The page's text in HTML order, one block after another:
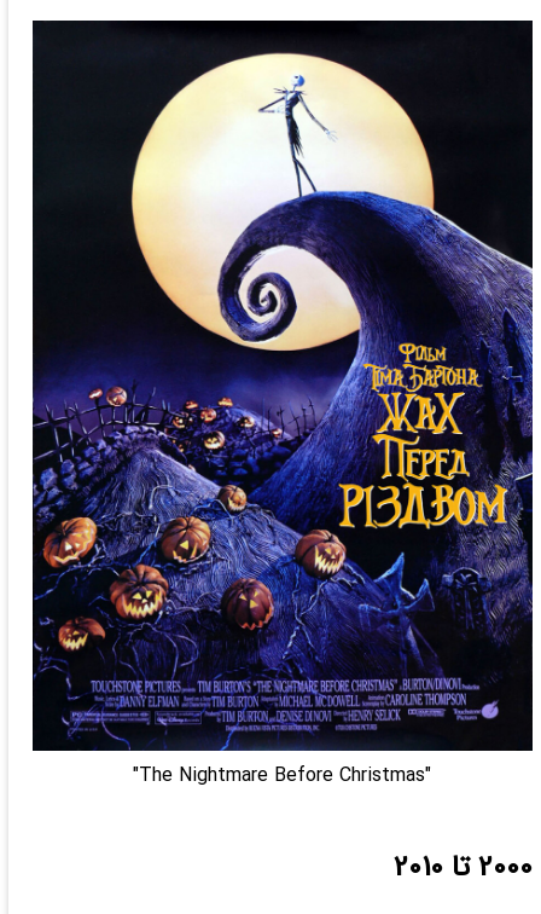
"The Nightmare Before Christmas"
2000 تا 2010